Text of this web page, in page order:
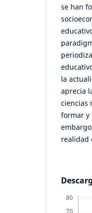
se han
la
aprecia
ciencias
formar y
realidad